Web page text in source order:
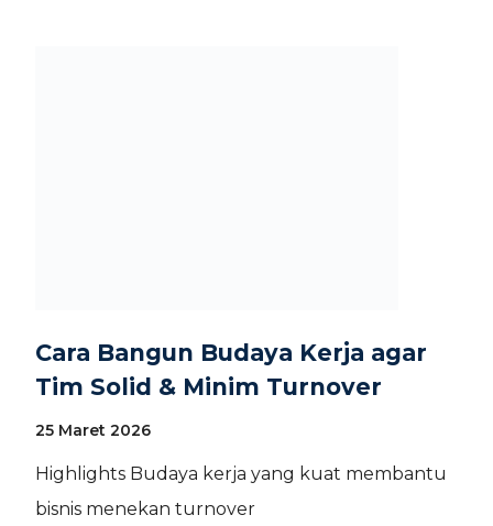
Cara Bangun Budaya Kerja agar
Tim Solid & Minim Turnover
25 Maret 2026
Highlights Budaya kerja yang kuat membantu
bisnis menekan turnover